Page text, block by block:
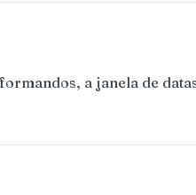
a janela de